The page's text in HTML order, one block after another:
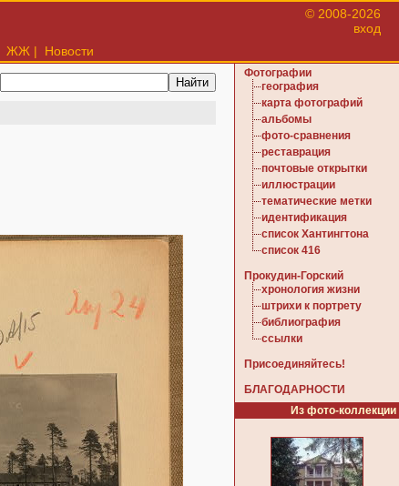
© 2008-2026
вход
ЖЖ | Новости
Фотографии
география
карта фотографий
альбомы
фото-сравнения
реставрация
почтовые открытки
иллюстрации
тематические метки
идентификация
список Хантингтона
список 416
Прокудин-Горский
хронология жизни
штрихи к портрету
библиография
ссылки
Присоединяйтесь!
БЛАГОДАРНОСТИ
Из фото-коллекции